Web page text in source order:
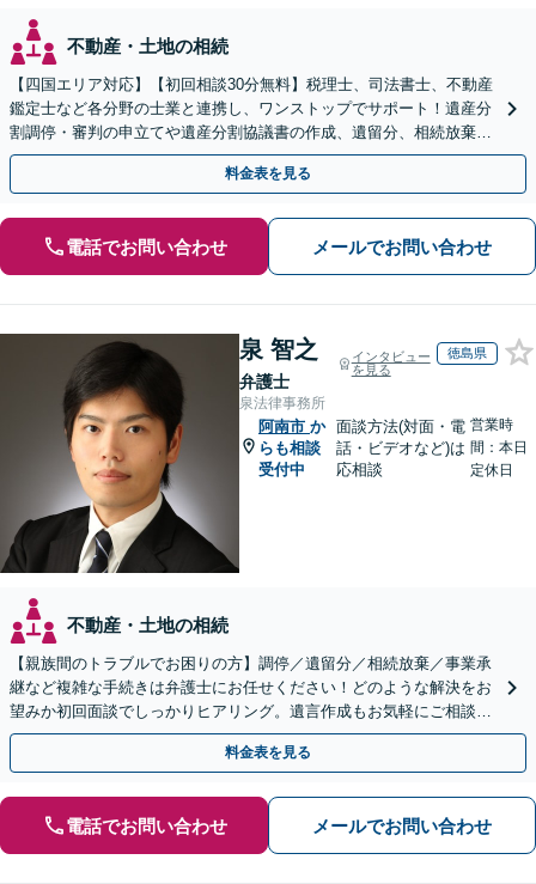
不動産・土地の相続
【四国エリア対応】【初回相談30分無料】税理士、司法書士、不動産
鑑定士など各分野の士業と連携し、ワンストップでサポート！遺産分
割調停・審判の申立てや遺産分割協議書の作成、遺留分、相続放棄、
遺言書など幅広いご相談に対応【オンライン面談OK】
料金表を見る
電話でお問い合わせ メールでお問い合わせ
泉 智之
弁護士
インタビュー
を見る
徳島県
泉法律事務所
阿南市 か
らも相談
受付中
面談方法(対面・電
話・ビデオなど)は
応相談
営業時
間：本日
定休日
不動産・土地の相続
【親族間のトラブルでお困りの方】調停／遺留分／相続放棄／事業承
継など複雑な手続きは弁護士にお任せください！どのような解決をお
望みか初回面談でしっかりヒアリング。遺言作成もお気軽にご相談く
ださい。
料金表を見る
電話でお問い合わせ メールでお問い合わせ